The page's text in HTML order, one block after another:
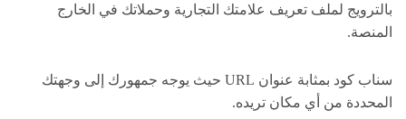
بالترويج لملف تعريف علامتك التجارية وحملاتك في الخارج
المنصة.
سناب كود بمثابة عنوان URL حيث يوجه جمهورك إلى وجهتك
المحددة من أي مكان تريده.